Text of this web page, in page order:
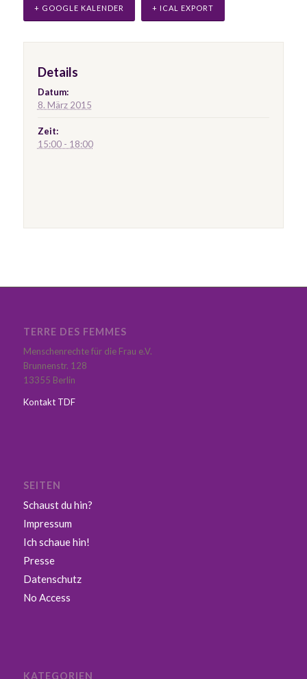
+ GOOGLE KALENDER + ICAL EXPORT
Details
Datum:
8. März 2015
Zeit:
15:00 - 18:00
TERRE DES FEMMES
Menschenrechte für die Frau e.V.
Brunnenstr. 128
13355 Berlin
Kontakt TDF
SEITEN
Schaust du hin?
Impressum
Ich schaue hin!
Presse
Datenschutz
No Access
KATEGORIEN